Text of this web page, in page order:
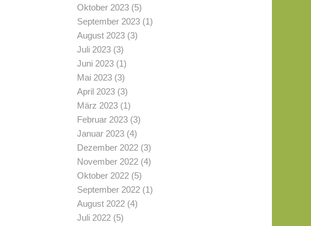
Oktober 2023(5)
September 2023(1)
August 2023(3)
Juli 2023(3)
Juni 2023(1)
Mai 2023(3)
April 2023(3)
März 2023(1)
Februar 2023(3)
Januar 2023(4)
Dezember 2022(3)
November 2022(4)
Oktober 2022(5)
September 2022(1)
August 2022(4)
Juli 2022(5)